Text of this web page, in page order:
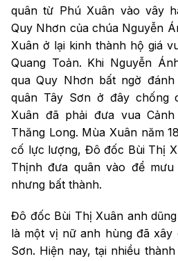
quân từ Phú Xuân vào vây
Quy Nhơn của chúa Nguyễn
Xuân ở lại kinh thành hộ giá
Quang Toản. Khi Nguyễn
qua Quy Nhơn bất ngờ
quân Tây Sơn ở đây chống
Xuân đã phải đưa vua
Thăng Long. Mùa Xuân năm
cố lực lượng, Đô đốc Bùi Thị
Thịnh đưa quân vào để
nhưng bất thành.
Đô đốc Bùi Thị Xuân anh dũng
là một vị nữ anh hùng đã xây
Sơn. Hiện nay, tại nhiều